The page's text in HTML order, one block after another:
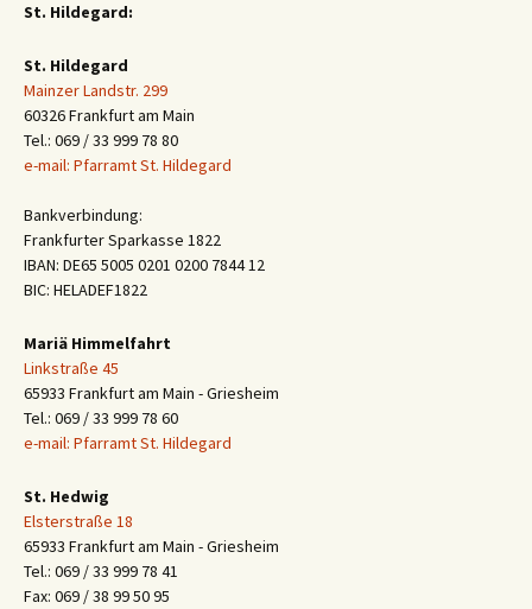
St. Hildegard:
St. Hildegard
Mainzer Landstr. 299
60326 Frankfurt am Main
Tel.: 069 / 33 999 78 80
e-mail: Pfarramt St. Hildegard
Bankverbindung:
Frankfurter Sparkasse 1822
IBAN: DE65 5005 0201 0200 7844 12
BIC: HELADEF1822
Mariä Himmelfahrt
Linkstraße 45
65933 Frankfurt am Main - Griesheim
Tel.: 069 / 33 999 78 60
e-mail: Pfarramt St. Hildegard
St. Hedwig
Elsterstraße 18
65933 Frankfurt am Main - Griesheim
Tel.: 069 / 33 999 78 41
Fax: 069 / 38 99 50 95